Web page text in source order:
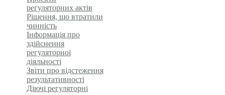
регуляторних актів
Рішення, що втратили
чинність
Інформація про
здійснення
регуляторної
діяльності
Звіти про відстеження
результативності
Діючі регуляторні